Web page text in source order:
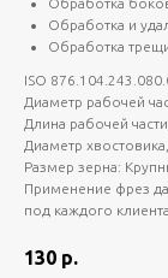
Обработка и
Обработка
ISO
Диаметр рабочей
Длина рабочей
Диаметр
Размер зерна:
Применение фрез
под каждого
130 р.